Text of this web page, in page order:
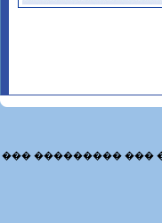
��� ��������� ���